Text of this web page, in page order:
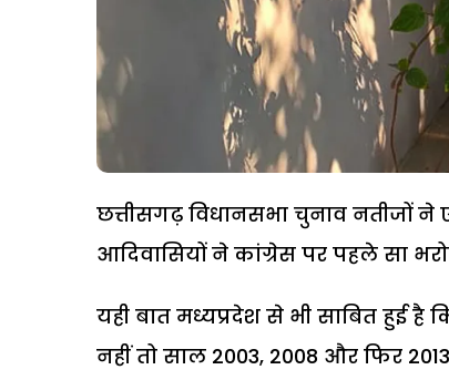
छत्तीसगढ़ विधानसभा चुनाव नतीजों
आदिवासियों ने कांग्रेस पर पहले सा
यही बात मध्यप्रदेश से भी साबित हुई है
नहीं तो साल 2003, 2008 और फिर